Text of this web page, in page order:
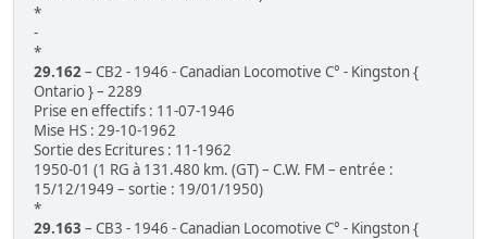
*
-
*
29.162– CB2 - 1946 - Canadian Locomotive C° - Kingston {
Ontario } – 2289
Prise en effectifs : 11-07-1946
Mise HS : 29-10-1962
Sortie des Ecritures : 11-1962
1950-01 (1 RG à 131.480 km. (GT) – C.W. FM – entrée :
15/12/1949 – sortie : 19/01/1950)
*
29.163 – CB3 - 1946 - Canadian Locomotive C° - Kingston {